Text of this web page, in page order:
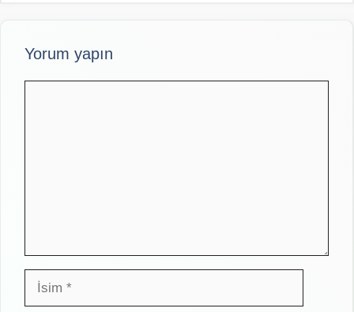
Yorum yapın
İsim